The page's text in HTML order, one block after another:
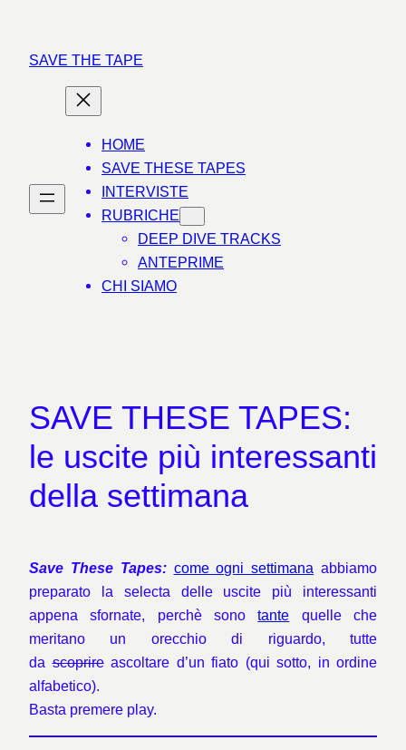
contenuto
SAVE THE TAPE
HOME
SAVE THESE TAPES
INTERVISTE
RUBRICHE
DEEP DIVE TRACKS
ANTEPRIME
CHI SIAMO
SAVE THESE TAPES:
le uscite più interessanti
della settimana
Save These Tapes: come ogni settimana abbiamo
preparato la selecta delle uscite più interessanti
appena sfornate, perchè sonotante quelle che
meritano un orecchio di riguardo, tutte
dascoprireascoltare d’un fiato (qui sotto, in ordine
alfabetico).
Basta premere play.